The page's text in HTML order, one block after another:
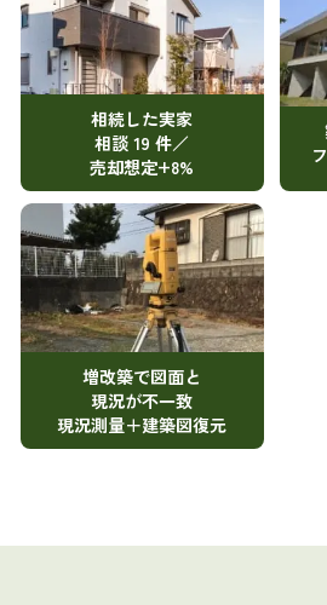
相続した実家
相談 19 件／
売却想定+8%
増改築で図面と
現況が不一致
現況測量＋建築図復元